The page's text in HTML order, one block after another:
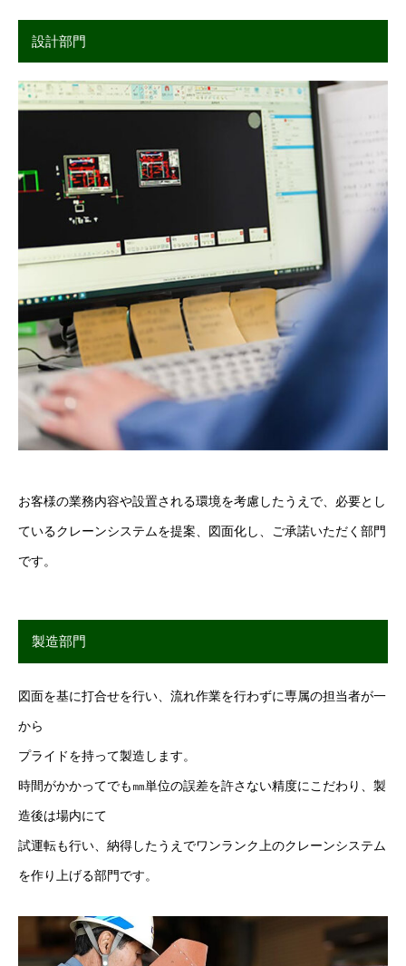
設計部門
お客様の業務内容や設置される環境を考慮したうえで、必要とし
ているクレーンシステムを提案、図面化し、ご承諾いただく部門
です。
製造部門
図面を基に打合せを行い、流れ作業を行わずに専属の担当者が一
から
プライドを持って製造します。
時間がかかってでも㎜単位の誤差を許さない精度にこだわり、製
造後は場内にて
試運転も行い、納得したうえでワンランク上のクレーンシステム
を作り上げる部門です。